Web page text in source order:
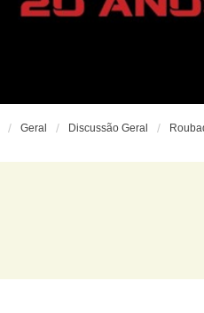
Geral Discussão Geral